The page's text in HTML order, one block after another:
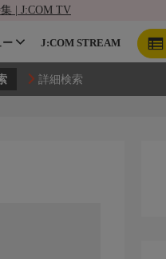
| J:COM TV
ー J:COM STREAM
詳細検索